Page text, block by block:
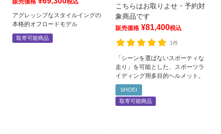
販売価格
税込
アグレッシブなスタイルイングの
本格的オフロードモデル
取寄可能商品
こちらはお取りよせ・予約対
象商品です
販売価格 ¥81,400税込
1件
「シーンを選ばないスポーティな
走り」を可能とした、スポーツラ
イディング用多目的ヘルメット。
SHOEI
取寄可能商品